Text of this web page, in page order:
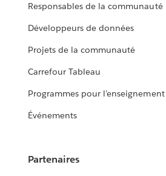
Responsables de la communauté
Développeurs de données
Projets de la communauté
Carrefour Tableau
Programmes pour
Événements
Partenaires